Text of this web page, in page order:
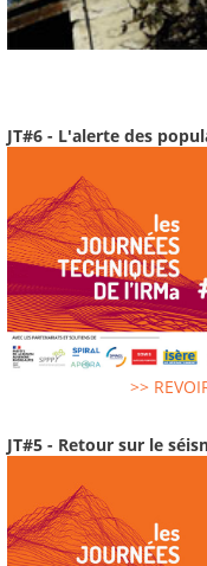
JT#6 - L'alerte des
>>
JT#5 - Retour sur le